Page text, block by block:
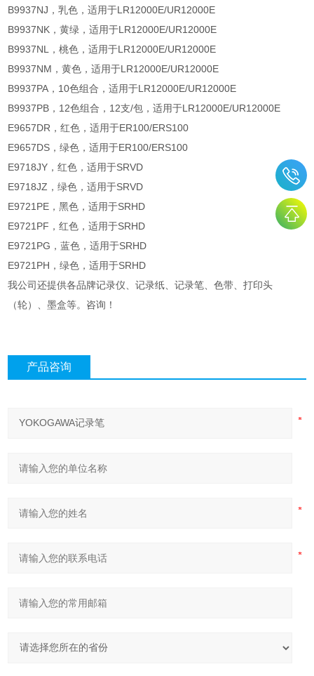
B9937NJ，乳色，适用于LR12000E/UR12000E
B9937NK，黄绿，适用于LR12000E/UR12000E
B9937NL，桃色，适用于LR12000E/UR12000E
B9937NM，黄色，适用于LR12000E/UR12000E
B9937PA，10色组合，适用于LR12000E/UR12000E
B9937PB，12色组合，12支/包，适用于LR12000E/UR12000E
E9657DR，红色，适用于ER100/ERS100
E9657DS，绿色，适用于ER100/ERS100
E9718JY，红色，适用于SRVD
E9718JZ，绿色，适用于SRVD
E9721PE，黑色，适用于SRHD
E9721PF，红色，适用于SRHD
E9721PG，蓝色，适用于SRHD
E9721PH，绿色，适用于SRHD
我公司还提供各品牌记录仪、记录纸、记录笔、色带、打印头
（轮）、墨盒等。咨询！
产品咨询